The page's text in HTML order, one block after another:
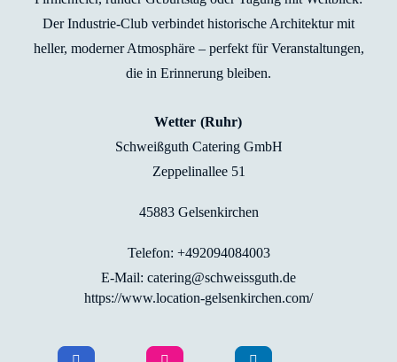
Der Industrie-Club verbindet historische Architektur mit
heller, moderner Atmosphäre – perfekt für Veranstaltungen,
die in Erinnerung bleiben.
Wetter (Ruhr)
Schweißguth Catering GmbH
Zeppelinallee 51
45883 Gelsenkirchen
Telefon: +492094084003
E-Mail: catering@schweissguth.de
https://www.location-gelsenkirchen.com/